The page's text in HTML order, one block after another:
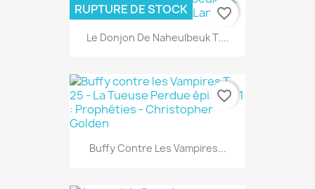
Le Donjon De Naheulbeuk T....
RUPTURE DE STOCK favorite_border
Buffy Contre Les Vampires...
favorite_border